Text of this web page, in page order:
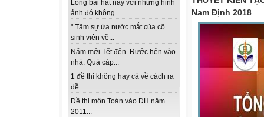
Lồng bài hát này với những hinh
ảnh đó không...
" Tâm sự ứa nước mắt của cô
sinh viên về...
Năm mới Tết đến. Rước hên vào
nhà. Quà cáp...
1 đề thi không hay cả về cách ra
đề...
Đề thi môn Toán vào ĐH năm
2011...
Nam Định 2018